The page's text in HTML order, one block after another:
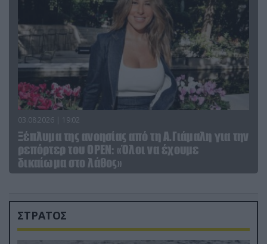
03.08.2026 | 19:02
Ξέπλυμα της ανοησίας από τη Α.Γιάμαλη για την
ρεπόρτερ του ΟΡΕΝ: «Όλοι να έχουμε
δικαίωμα στο λάθος»
ΣΤΡΑΤΟΣ